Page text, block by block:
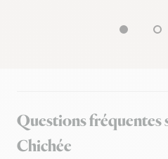
Questions fréquentes
Chichée